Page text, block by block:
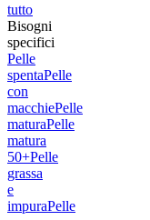
tutto
Bisogni
specifici
Pelle
spentaPelle
con
macchiePelle
maturaPelle
matura
50+Pelle
grassa
e
impuraPelle